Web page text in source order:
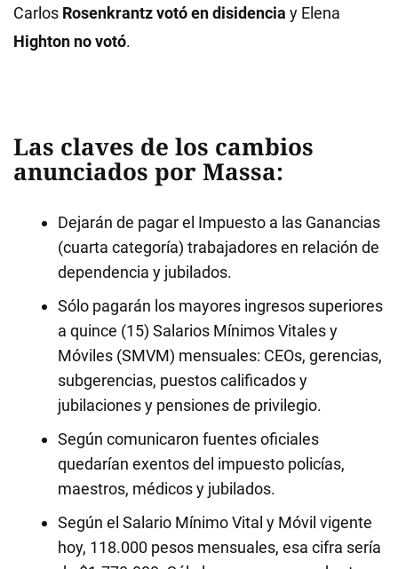
Carlos Rosenkrantz votó en disidencia y Elena
Highton no votó.
Las claves de los cambios
anunciados por Massa:
Dejarán de pagar el Impuesto a las Ganancias
(cuarta categoría) trabajadores en relación de
dependencia y jubilados.
Sólo pagarán los mayores ingresos superiores
a quince (15) Salarios Mínimos Vitales y
Móviles (SMVM) mensuales: CEOs, gerencias,
subgerencias, puestos calificados y
jubilaciones y pensiones de privilegio.
Según comunicaron fuentes oficiales
quedarían exentos del impuesto policías,
maestros, médicos y jubilados.
Según el Salario Mínimo Vital y Móvil vigente
hoy, 118.000 pesos mensuales, esa cifra sería